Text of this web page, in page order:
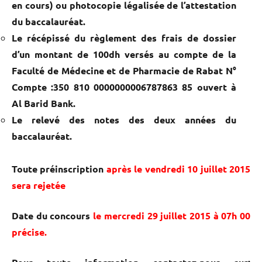
en cours) ou photocopie légalisée de l’attestation
du baccalauréat.
Le récépissé du règlement des frais de dossier
d’un montant de 100dh versés au compte de la
Faculté de Médecine et de Pharmacie de Rabat N°
Compte :350 810 0000000006787863 85 ouvert à
Al Barid Bank.
Le relevé des notes des deux années du
baccalauréat.
Toute préinscription après le vendredi 10 juillet 2015
sera rejetée
Date du concours le mercredi 29 juillet 2015 à 07h 00
précise.